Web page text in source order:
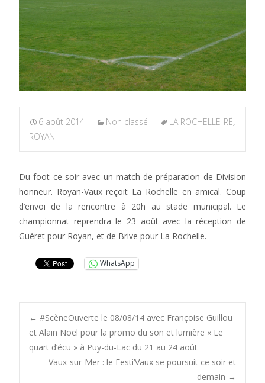
6 août 2014 Non classé LA ROCHELLE-RÉ,
ROYAN
Du foot ce soir avec un match de préparation de Division
honneur. Royan-Vaux reçoit La Rochelle en amical. Coup
d’envoi de la rencontre à 20h au stade municipal. Le
championnat reprendra le 23 août avec la réception de
Guéret pour Royan, et de Brive pour La Rochelle.
WhatsApp
Post
navigation
← #ScèneOuverte le 08/08/14 avec Françoise Guillou
et Alain Noël pour la promo du son et lumière « Le
quart d’écu » à Puy-du-Lac du 21 au 24 août
Vaux-sur-Mer : le Festi’Vaux se poursuit ce soir et
demain →